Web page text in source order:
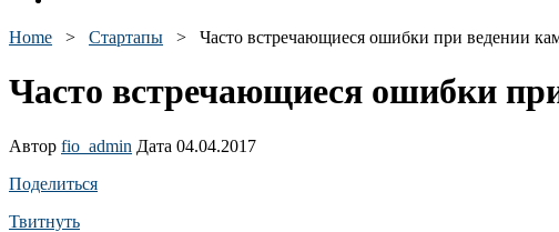
Home > Стартапы > Часто встречающиеся ошибки при ведении
Часто встречающиеся ошибки
Автор fio_admin Дата 04.04.2017
Поделиться
Твитнуть